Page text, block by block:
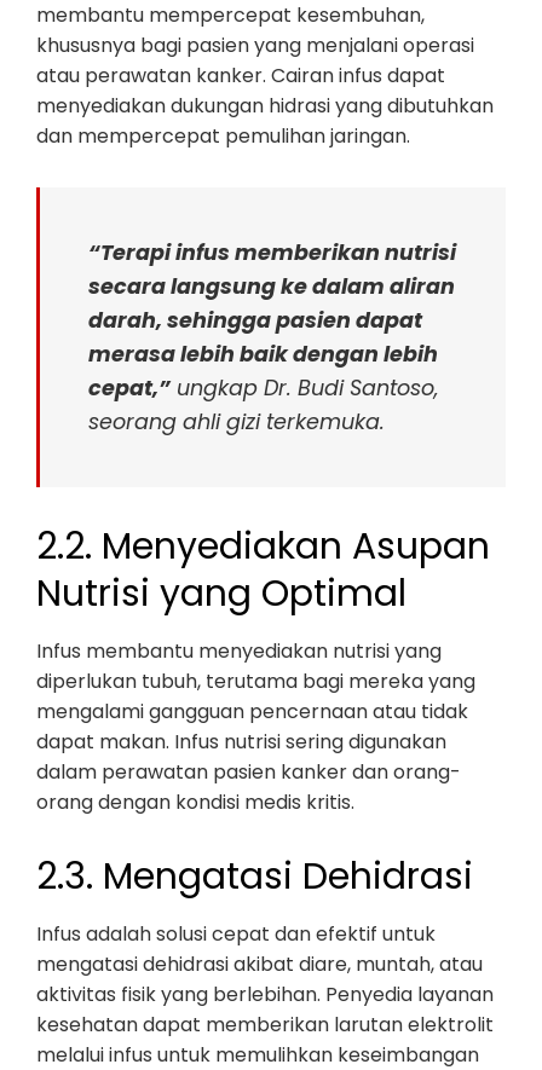
membantu mempercepat kesembuhan,
khususnya bagi pasien yang menjalani operasi
atau perawatan kanker. Cairan infus dapat
menyediakan dukungan hidrasi yang dibutuhkan
dan mempercepat pemulihan jaringan.
“Terapi infus memberikan nutrisi
secara langsung ke dalam aliran
darah, sehingga pasien dapat
merasa lebih baik dengan lebih
cepat,”ungkap Dr. Budi Santoso,
seorang ahli gizi terkemuka.
2.2. Menyediakan Asupan
Nutrisi yang Optimal
Infus membantu menyediakan nutrisi yang
diperlukan tubuh, terutama bagi mereka yang
mengalami gangguan pencernaan atau tidak
dapat makan. Infus nutrisi sering digunakan
dalam perawatan pasien kanker dan orang-
orang dengan kondisi medis kritis.
2.3. Mengatasi Dehidrasi
Infus adalah solusi cepat dan efektif untuk
mengatasi dehidrasi akibat diare, muntah, atau
aktivitas fisik yang berlebihan. Penyedia layanan
kesehatan dapat memberikan larutan elektrolit
melalui infus untuk memulihkan keseimbangan